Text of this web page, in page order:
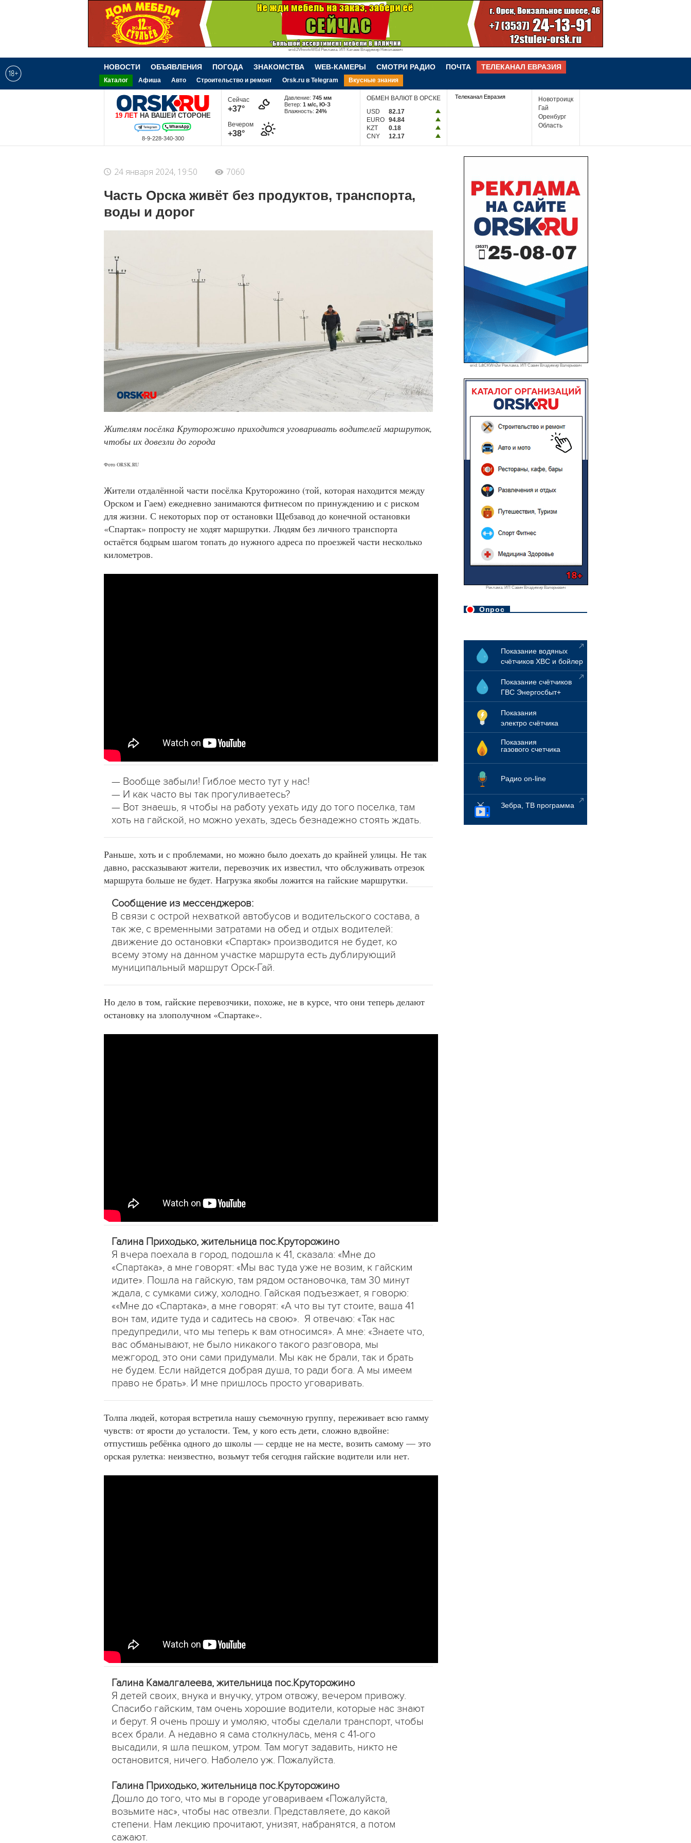
erid:2VfnxvtvWEd Реклама. ИП Катаев Владимир Николаевич
НОВОСТИ ОБЪЯВЛЕНИЯ ПОГОДА ЗНАКОМСТВА WEB-КАМЕРЫ СМОТРИ РАДИО ПОЧТА ТЕЛЕКАНАЛ ЕВРАЗИЯ
Каталог Афиша Авто Строительство и ремонт Orsk.ru в Telegram Вкусные знания
19 ЛЕТНА ВАШЕЙ СТОРОНЕ
Покупаем новости 8-3537-340-300
08.08.2026
Сейчас
+37°
Вечером
+38°
Давление:745 мм
Ветер:1 м/c, Ю-З
Влажность:24%
ОБМЕН ВАЛЮТ В ОРСКЕ
USD
82.17
EURO 94.84
KZT
0.18
CNY
12.17
Телеканал Евразия
Новотроицк
Гай
Оренбург
Область
erid: LdtCKWn2w Реклама. ИП Савин Владимир Валерьевич
Реклама. ИП Савин Владимир Валерьевич
Опрос
Показание водяных
счётчиков ХВС и бойлер
Показание счётчиков
ГВС Энергосбыт+
Показания
электро счётчика
Показания
газового счетчика
Радио on-line
Зебра, ТВ программа
24 января 2024, 19:50 7060
Часть Орска живёт без продуктов, транспорта,
воды и дорог
Жителям посёлка Круторожино приходится уговаривать водителей маршруток,
чтобы их довезли до города
Фото ORSK.RU
Жители отдалённой части посёлка Круторожино (той, которая находится между
Орском и Гаем) ежедневно занимаются фитнесом по принуждению и с риском
для жизни. С некоторых пор от остановки Щебзавод до конечной остановки
«Спартак» попросту не ходят маршрутки. Людям без личного транспорта
остаётся бодрым шагом топать до нужного адреса по проезжей части несколько
километров.
— Вообще забыли! Гиблое место тут у нас!
— И как часто вы так прогуливаетесь?
— Вот знаешь, я чтобы на работу уехать иду до того поселка, там
хоть на гайской, но можно уехать, здесь безнадежно стоять ждать.
Раньше, хоть и с проблемами, но можно было доехать до крайней улицы. Не так
давно, рассказывают жители, перевозчик их известил, что обслуживать отрезок
маршрута больше не будет. Нагрузка якобы ложится на гайские маршрутки.
Сообщение из мессенджеров:
В связи с острой нехваткой автобусов и водительского состава, а
так же, с временными затратами на обед и отдых водителей:
движение до остановки «Спартак» производится не будет, ко
всему этому на данном участке маршрута есть дублирующий
муниципальный маршрут Орск-Гай.
Но дело в том, гайские перевозчики, похоже, не в курсе, что они теперь делают
остановку на злополучном «Спартаке».
Галина Приходько, жительница пос.Круторожино
Я вчера поехала в город, подошла к 41, сказала: «Мне до
«Спартака», а мне говорят: «Мы вас туда уже не возим, к гайским
идите». Пошла на гайскую, там рядом остановочка, там 30 минут
ждала, с сумками сижу, холодно. Гайская подъезжает, я говорю:
««Мне до «Спартака», а мне говорят: «А что вы тут стоите, ваша 41
вон там, идите туда и садитесь на свою». Я отвечаю: «Так нас
предупредили, что мы теперь к вам относимся». А мне: «Знаете что,
вас обманывают, не было никакого такого разговора, мы
межгород, это они сами придумали. Мы как не брали, так и брать
не будем. Если найдется добрая душа, то ради бога. А мы имеем
право не брать». И мне пришлось просто уговаривать.
Толпа людей, которая встретила нашу съемочную группу, переживает всю гамму
чувств: от ярости до усталости. Тем, у кого есть дети, сложно вдвойне:
отпустишь ребёнка одного до школы — сердце не на месте, возить самому — это
орская рулетка: неизвестно, возьмут тебя сегодня гайские водители или нет.
Галина Камалгалеева, жительница пос.Круторожино
Я детей своих, внука и внучку, утром отвожу, вечером привожу.
Спасибо гайским, там очень хорошие водители, которые нас знают
и берут. Я очень прошу и умоляю, чтобы сделали транспорт, чтобы
всех брали. А недавно я сама столкнулась, меня с 41-ого
высадили, я шла пешком, утром. Там могут задавить, никто не
остановится, ничего. Наболело уж. Пожалуйста.
Галина Приходько, жительница пос.Круторожино
Дошло до того, что мы в городе уговариваем «Пожалуйста,
возьмите нас», чтобы нас отвезли. Представляете, до какой
степени. Нам лекцию прочитают, унизят, набранятся, а потом
сажают.